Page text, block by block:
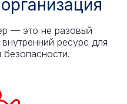
— это не разовый
ресурс для
безопасности.